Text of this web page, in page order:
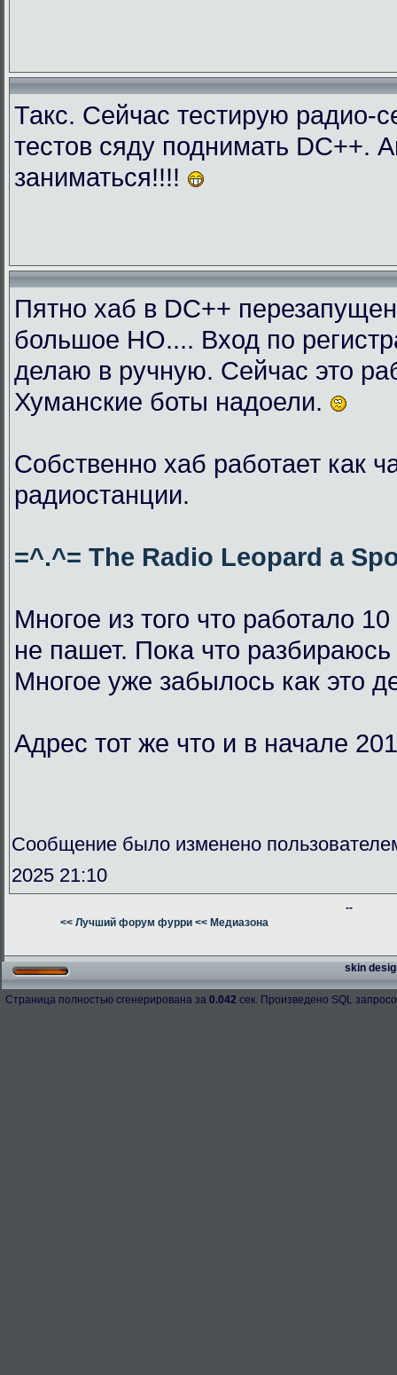
Такс. Сейчас тестирую радио-
тестов сяду поднимать DC++.
заниматься!!!!
Пятно хаб в DC++
большое НО.... Вход по
делаю в ручную. Сейчас это
Хуманские боты надоели.
Собственно хаб работает как
радиостанции.
=^.^= The Radio Leopard a
Многое из того что работало
не пашет. Пока что
Многое уже забылось как это
Адрес тот же что и в начале
Сообщение было изменено
2025 21:10
--
<< Лучший форум фурри << Медиазона
skin
Страница полностью сгенерирована за 0.042 сек. Произведено SQL